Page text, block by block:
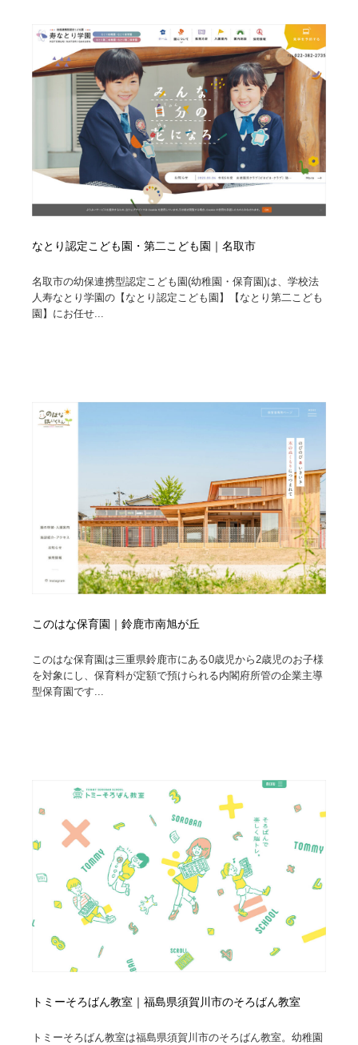
なとり認定こども園・第二こども園｜名取市
名取市の幼保連携型認定こども園(幼稚園・保育園)は、学校法
人寿なとり学園の【なとり認定こども園】【なとり第二こども
園】にお任せ...
このはな保育園｜鈴鹿市南旭が丘
このはな保育園は三重県鈴鹿市にある0歳児から2歳児のお子様
を対象にし、保育料が定額で預けられる内閣府所管の企業主導
型保育園です...
トミーそろばん教室｜福島県須賀川市のそろばん教室
トミーそろばん教室は福島県須賀川市のそろばん教室。幼稚園